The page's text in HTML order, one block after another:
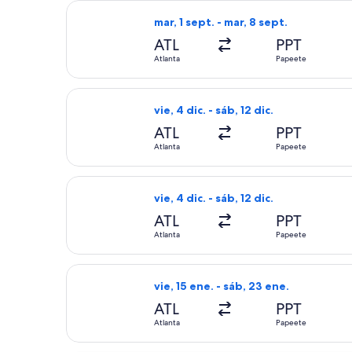
mar, 1 sept. - mar, 8 sept.
ATL
Atlanta
PPT
Papeete
Seleccionar vuelo de Alaska
vie, 4 dic. - sáb, 12 dic.
ATL
Atlanta
PPT
Papeete
Seleccionar vuelo de Alaska
vie, 4 dic. - sáb, 12 dic.
ATL
Atlanta
PPT
Papeete
Seleccionar vuelo de Alaska
vie, 15 ene. - sáb, 23 ene.
ATL
Atlanta
PPT
Papeete
Seleccionar vuelo de Delta, con